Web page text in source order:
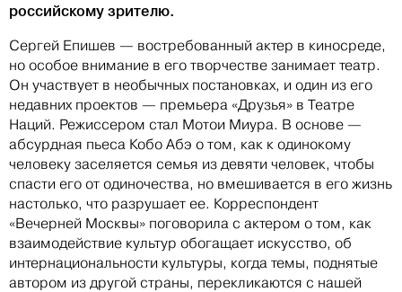
российскому зрителю.
Сергей Епишев — востребованный актер в киносреде,
но особое внимание в его творчестве занимает театр.
Он участвует в необычных постановках, и один из его
недавних проектов — премьера «Друзья» в Театре
Наций. Режиссером стал Мотои Миура. В основе —
абсурдная пьеса Кобо Абэ о том, как к одинокому
человеку заселяется семья из девяти человек, чтобы
спасти его от одиночества, но вмешивается в его жизнь
настолько, что разрушает ее. Корреспондент
«Вечерней Москвы» поговорила с актером о том, как
взаимодействие культур обогащает искусство, об
интернациональности культуры, когда темы, поднятые
автором из другой страны, перекликаются с нашей